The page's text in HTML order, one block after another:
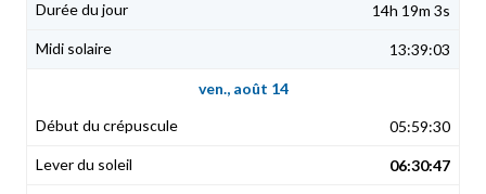
14h 19m 3s
13:39:03
ven., août 14
05:59:30
06:30:47